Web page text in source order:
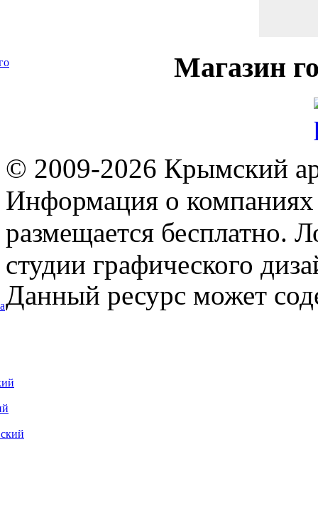
Магазин
© 2009-2026 Крымский
Информация о компаниях
размещается бесплатно.
студии графического
Данный ресурс может